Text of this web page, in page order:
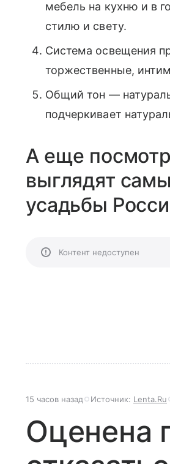
мебель на кухню и в
стилю и свету.
Система освещения
торжественные,
Общий тон —
подчеркивает
А еще
выглядят
усадьбы
Контент недоступен
15 часов назад Источник: Lenta.Ru
Оценена